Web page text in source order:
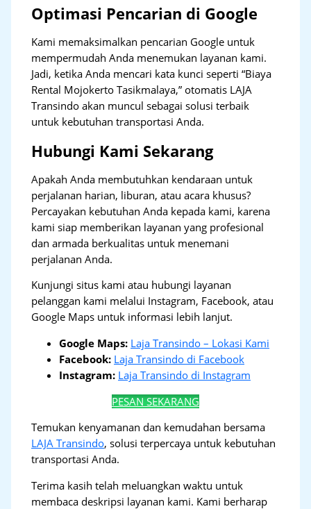
Optimasi Pencarian di Google
Kami memaksimalkan pencarian Google untuk
mempermudah Anda menemukan layanan kami.
Jadi, ketika Anda mencari kata kunci seperti “Biaya
Rental Mojokerto Tasikmalaya,” otomatis LAJA
Transindo akan muncul sebagai solusi terbaik
untuk kebutuhan transportasi Anda.
Hubungi Kami Sekarang
Apakah Anda membutuhkan kendaraan untuk
perjalanan harian, liburan, atau acara khusus?
Percayakan kebutuhan Anda kepada kami, karena
kami siap memberikan layanan yang profesional
dan armada berkualitas untuk menemani
perjalanan Anda.
Kunjungi situs kami atau hubungi layanan
pelanggan kami melalui Instagram, Facebook, atau
Google Maps untuk informasi lebih lanjut.
Google Maps: Laja Transindo – Lokasi Kami
Facebook: Laja Transindo di Facebook
Instagram: Laja Transindo di Instagram
PESAN SEKARANG
Temukan kenyamanan dan kemudahan bersama
LAJA Transindo, solusi terpercaya untuk kebutuhan
transportasi Anda.
Terima kasih telah meluangkan waktu untuk
membaca deskripsi layanan kami. Kami berharap